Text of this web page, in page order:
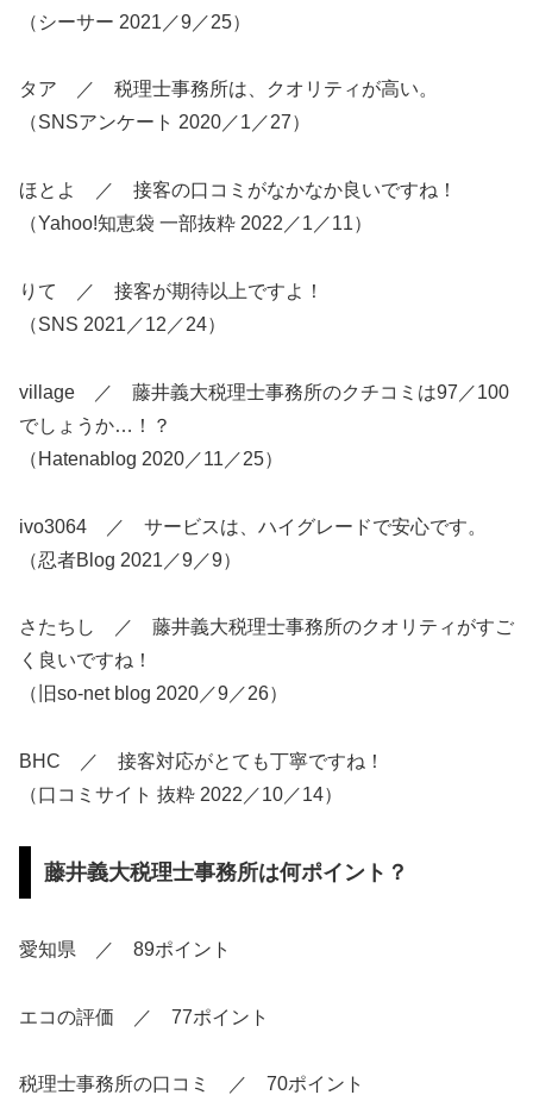
（シーサー 2021／9／25）
タア ／ 税理士事務所は、クオリティが高い。
（SNSアンケート 2020／1／27）
ほとよ ／ 接客の口コミがなかなか良いですね！
（Yahoo!知恵袋 一部抜粋 2022／1／11）
りて ／ 接客が期待以上ですよ！
（SNS 2021／12／24）
village ／ 藤井義大税理士事務所のクチコミは97／100
でしょうか…！？
（Hatenablog 2020／11／25）
ivo3064 ／ サービスは、ハイグレードで安心です。
（忍者Blog 2021／9／9）
さたちし ／ 藤井義大税理士事務所のクオリティがすご
く良いですね！
（旧so-net blog 2020／9／26）
BHC ／ 接客対応がとても丁寧ですね！
（口コミサイト 抜粋 2022／10／14）
藤井義大税理士事務所は何ポイント？
愛知県 ／ 89ポイント
エコの評価 ／ 77ポイント
税理士事務所の口コミ ／ 70ポイント